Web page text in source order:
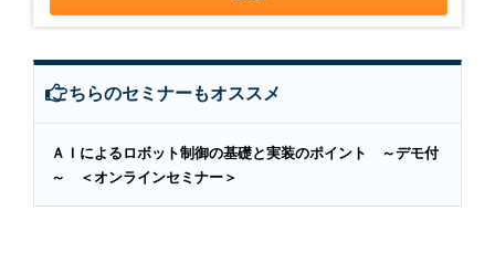
こちらのセミナーもオススメ
ＡＩによるロボット制御の基礎と実装のポイント ～デモ付
～ ＜オンラインセミナー＞